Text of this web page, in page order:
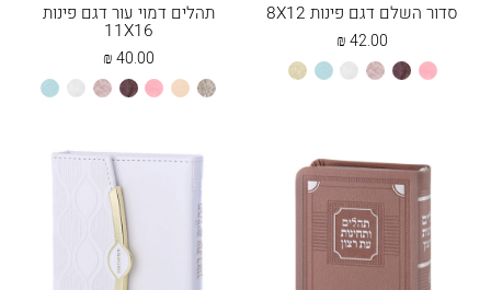
סדור השלם דגם פינות 8X12
42.00
₪
ורודחום כספסף
לבן מנטהשמנת
תהלים דמוי עור דגם פינות
11X16
40.00
₪
אבן אפרסק
ורודחוםכספסף
לבן מנטה